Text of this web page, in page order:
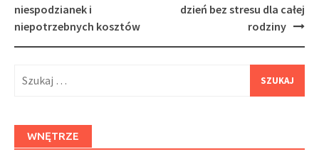
niespodzianek i
niepotrzebnych kosztów
dzień bez stresu dla całej
rodziny
WNĘTRZE